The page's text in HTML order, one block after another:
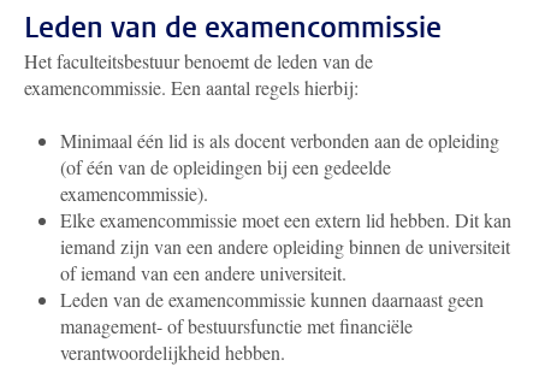
Leden van de examencommissie
Het faculteitsbestuur benoemt de leden van de
examencommissie. Een aantal regels hierbij:
Minimaal één lid is als docent verbonden aan de opleiding
(of één van de opleidingen bij een gedeelde
examencommissie).
Elke examencommissie moet een extern lid hebben. Dit kan
iemand zijn van een andere opleiding binnen de universiteit
of iemand van een andere universiteit.
Leden van de examencommissie kunnen daarnaast geen
management- of bestuursfunctie met financiële
verantwoordelijkheid hebben.